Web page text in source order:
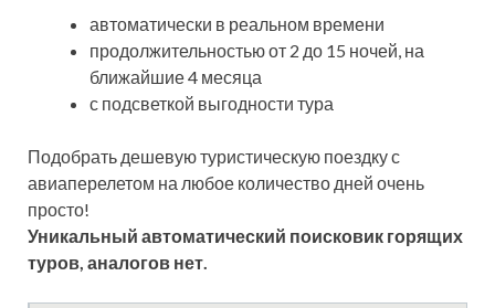
автоматически в реальном времени
продолжительностью от 2 до 15 ночей, на
ближайшие 4 месяца
с подсветкой выгодности тура
Подобрать дешевую туристическую поездку с
авиаперелетом на любое количество дней очень
просто!
Уникальный автоматический поисковик горящих
туров, аналогов нет.